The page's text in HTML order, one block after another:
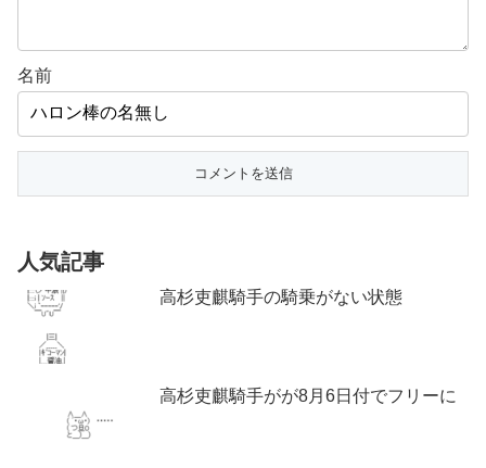
名前
人気記事
高杉吏麒騎手の騎乗がない状態
高杉吏麒騎手がが8月6日付でフリーに